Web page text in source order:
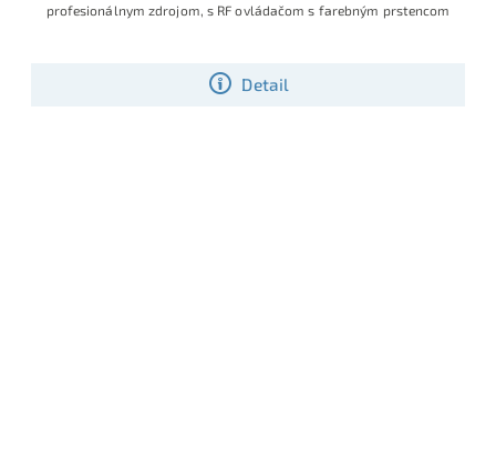
Detail
profesionálnym zdrojom, s RF ovládačom s farebným prstencom